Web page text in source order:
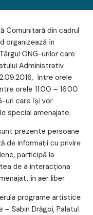
Comunitară din cadrul
organizează în
ONG-urilor care
Administrativ.
între orele
orele 11.00 – 16.00
uri care îşi vor
special amenajate.
prezente persoane
de informații cu privire
participă la
de a interacționa
în aer liber.
programe artistice
Sabin Drăgoi, Palatul